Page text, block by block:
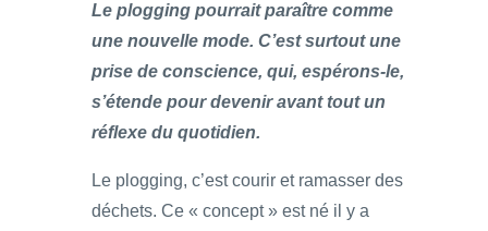
Le plogging pourrait paraître comme
une nouvelle mode. C’est surtout une
prise de conscience, qui, espérons-le,
s’étende pour devenir avant tout un
réflexe du quotidien.
Le plogging, c’est courir et ramasser des
déchets. Ce « concept » est né il y a